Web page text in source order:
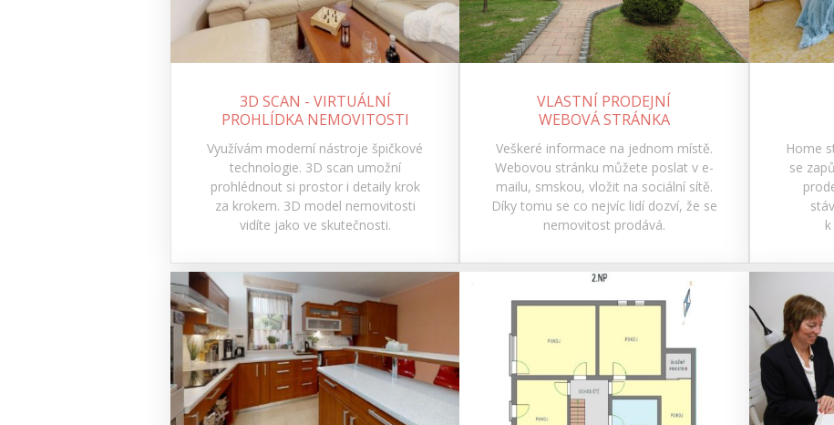
3D SCAN - VIRTUÁLNÍ
PROHLÍDKA NEMOVITOSTI
Využívám moderní nástroje špičkové
technologie. 3D scan umožní
prohlédnout si prostor i detaily krok
za krokem. 3D model nemovitosti
vidíte jako ve skutečnosti.
VLASTNÍ PRODEJNÍ
WEBOVÁ STRÁNKA
Veškeré informace na jednom místě.
Webovou stránku můžete poslat v e-
mailu, smskou, vložit na sociální sítě.
Díky tomu se co nejvíc lidí dozví, že se
nemovitost prodává.
Home
se